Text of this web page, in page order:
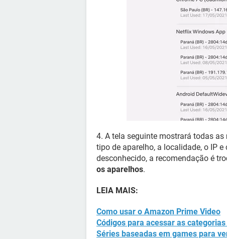
4. A tela seguinte mostrará todas
tipo de aparelho, a localidade, o IP
desconhecido, a recomendação é
os aparelhos.
LEIA MAIS:
Como usar o Amazon Prime Video
Códigos para acessar as
Séries baseadas em games para